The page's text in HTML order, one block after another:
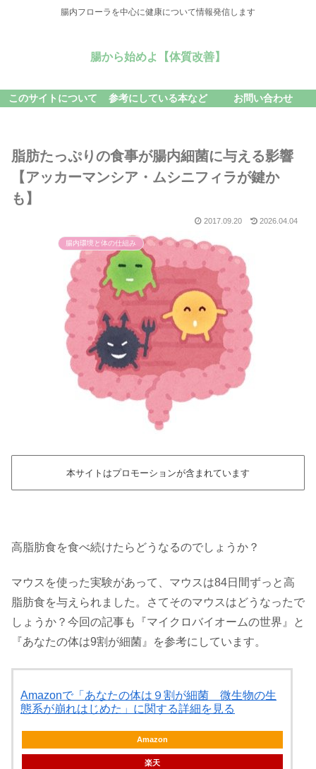
腸内フローラを中心に健康について情報発信します
腸から始めよ【体質改善】
このサイトについて 参考にしている本など お問い合わせ
脂肪たっぷりの食事が腸内細菌に与える影響
【アッカーマンシア・ムシニフィラが鍵か
も】
2017.09.20 2026.04.04
腸内環境と体の仕組み
本サイトはプロモーションが含まれています
高脂肪食を食べ続けたらどうなるのでしょうか？
マウスを使った実験があって、マウスは84日間ずっと高
脂肪食を与えられました。さてそのマウスはどうなったで
しょうか？今回の記事も『マイクロバイオームの世界』と
『あなたの体は9割が細菌』を参考にしています。
Amazonで「あなたの体は９割が細菌 微生物の生
態系が崩れはじめた」に関する詳細を見る
Amazon
楽天